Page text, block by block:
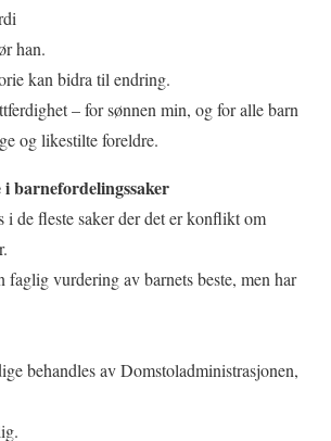
han.
kan bidra til endring.
– for sønnen min, og for alle barn
og likestilte foreldre.
barnefordelingssaker
i de fleste saker der det er konflikt om
faglig vurdering av barnets beste, men har
behandles av Domstoladministrasjonen,